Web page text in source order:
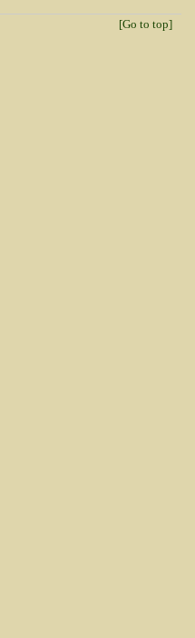
[Go to top]